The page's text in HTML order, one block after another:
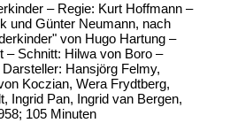
– Regie: Kurt Hoffmann –
und Günter Neumann, nach
von Hugo Hartung –
– Schnitt: Hilwa von Boro –
Hansjörg Felmy,
Koczian, Wera Frydtberg,
Ingrid Pan, Ingrid van Bergen,
105 Minuten